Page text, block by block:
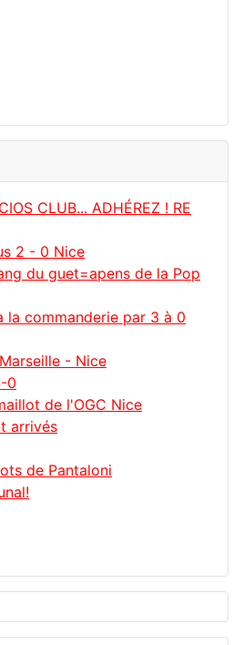
CLUB... ADHÉREZ ! RE
2 - 0 Nice
du guet=apens de la Pop
la commanderie par 3 à 0
- Nice
0
de l'OGC Nice
arrivés
de Pantaloni